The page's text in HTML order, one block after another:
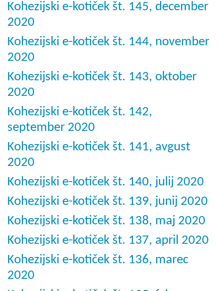
Kohezijski e-kotiček št. 145, december
2020
Kohezijski e-kotiček št. 144, november
2020
Kohezijski e-kotiček št. 143, oktober
2020
Kohezijski e-kotiček št. 142,
september 2020
Kohezijski e-kotiček št. 141, avgust
2020
Kohezijski e-kotiček št. 140, julij 2020
Kohezijski e-kotiček št. 139, junij 2020
Kohezijski e-kotiček št. 138, maj 2020
Kohezijski e-kotiček št. 137, april 2020
Kohezijski e-kotiček št. 136, marec
2020